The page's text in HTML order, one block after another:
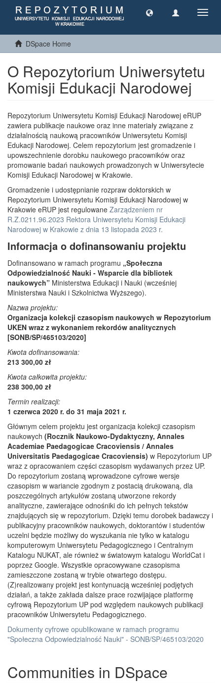
DSpace Home
O Repozytorium Uniwersytetu
Komisji Edukacji Narodowej
Repozytorium Uniwersytetu Komisji Edukacji Narodowej eRUP
zawiera publikacje naukowe oraz inne materiały związane z
działalnością naukową pracowników Uniwersytetu Komisji
Edukacji Narodowej. Celem repozytorium jest gromadzenie i
upowszechnienie dorobku naukowego pracowników oraz
promowanie badań naukowych prowadzonych w Uniwersytecie
Komisji Edukacji Narodowej w Krakowie.
Gromadzenie i udostępnianie rozpraw doktorskich w
Repozytorium Uniwersytetu Komisji Edukacji Narodowej w
Krakowie eRUP jest regulowane Zarządzeniem nr
R.Z.0211.96.2023 Rektora Uniwersytetu Komisji Edukacji
Narodowej w Krakowie z dnia 13 listopada 2023 r.
Informacja o dofinansowaniu projektu
Dofinansowano w ramach programu „Społeczna
Odpowiedzialność Nauki - Wsparcie dla bibliotek
naukowych” Ministerstwa Edukacji i Nauki (wcześniej
Ministerstwa Nauki i Szkolnictwa Wyższego).
Nazwa projektu:
Organizacja kolekcji czasopism naukowych w Repozytorium
UKEN wraz z wykonaniem rekordów analitycznych
[SONB/SP/465103/2020]
Kwota dofinansowania:
213 300,00 zł
Kwota całkowita projektu:
238 300,00 zł
Termin realizacji:
1 czerwca 2020 r. do 31 maja 2021 r.
Głównym celem projektu jest organizacja kolekcji czasopism
naukowych (Rocznik Naukowo-Dydaktyczny, Annales
Academiae Paedagogicae Cracoviensis / Annales
Universitatis Paedagogicae Cracoviensis) w Repozytorium UP
wraz z opracowaniem części czasopism wydawanych przez UP.
Do repozytorium zostaną wprowadzone cyfrowe wersje
czasopism w wariancie zgodnym z postacią drukowaną, dla
poszczególnych artykułów zostaną utworzone rekordy
analityczne, zawierające odnośniki do ich pełnych tekstów
znajdujących się w repozytorium. Dzięki temu dorobek badawczy i
publikacyjny pracowników naukowych, doktorantów i studentów
uczelni będzie możliwy do wyszukania nie tylko w katalogu
komputerowym Uniwersytetu Pedagogicznego i Centralnym
Katalogu NUKAT, ale również w światowym katalogu WorldCat i
poprzez Google. Wszystkie opracowywane czasopisma
zamieszczone zostaną w trybie otwartego dostępu.
(Z)realizowany projekt jest kontynuacją wcześniej podjętych
działań, a także zakłada dalsze prace rozwijające platformę
cyfrową Repozytorium UP pod względem naukowych publikacji
pracowników Uniwersytetu Pedagogicznego.
Dokumenty cyfrowe opublikowane w ramach programu
"Społeczna Odpowiedzialność Nauki" - SONB/SP/465103/2020
Communities in DSpace